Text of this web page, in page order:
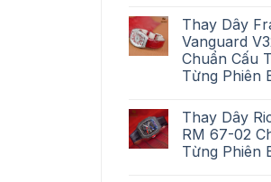
Thay Dây
Vanguard
Chuẩn Cấu
Từng Phiên
Thay Dây
RM 67-02
Từng Phiên